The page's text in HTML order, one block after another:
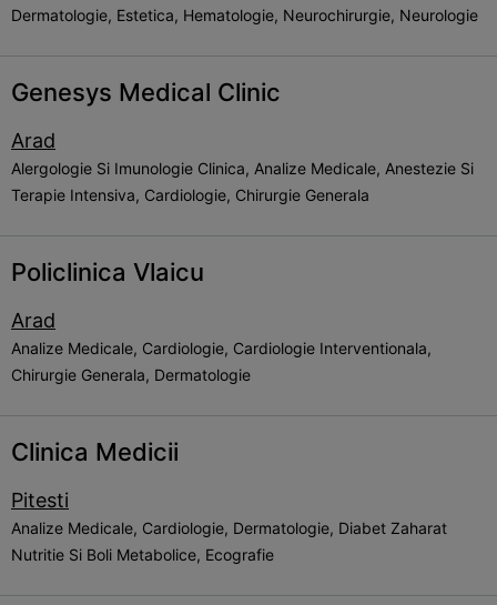
Dermatologie, Estetica, Hematologie, Neurochirurgie, Neurologie
Genesys Medical Clinic
Arad
Alergologie Si Imunologie Clinica, Analize Medicale, Anestezie Si
Terapie Intensiva, Cardiologie, Chirurgie Generala
Policlinica Vlaicu
Arad
Analize Medicale, Cardiologie, Cardiologie Interventionala,
Chirurgie Generala, Dermatologie
Clinica Medicii
Pitesti
Analize Medicale, Cardiologie, Dermatologie, Diabet Zaharat
Nutritie Si Boli Metabolice, Ecografie